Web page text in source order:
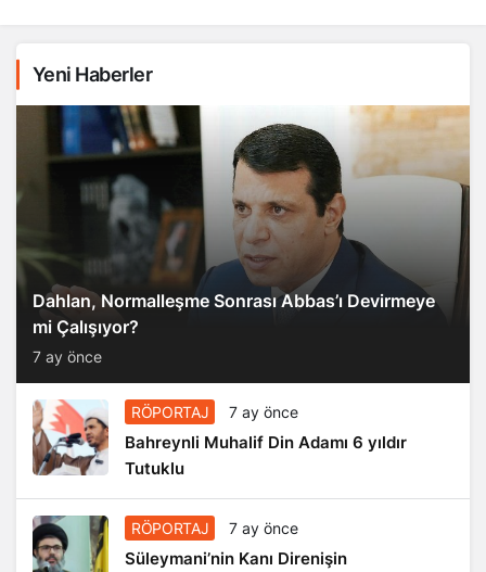
Yeni Haberler
Dahlan, Normalleşme Sonrası Abbas’ı Devirmeye
mi Çalışıyor?
7 ay önce
RÖPORTAJ 7 ay önce
Bahreynli Muhalif Din Adamı 6 yıldır
Tutuklu
RÖPORTAJ 7 ay önce
Süleymani’nin Kanı Direnişin